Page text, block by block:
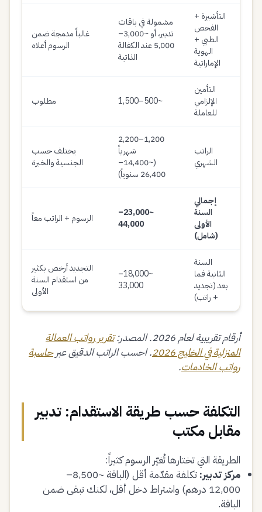
التأشيرة +
الفحص
الطبي +
الهوية
الإماراتية
مشمولة في باقات
تدبير، أو ~3,000–
5,000 عند الكفالة
الذاتية
غالباً مدمجة ضمن
الرسوم أعلاه
التأمين
الإلزامي
للعاملة
~500–1,500 مطلوب
الراتب
الشهري
1,200–2,200
شهرياً
(~14,400–
26,400 سنوياً)
يختلف حسب
الجنسية والخبرة
إجمالي
السنة
الأولى
(شامل)
~23,000–
44,000
الرسوم + الراتب معاً
السنة
الثانية فما
بعد (تجديد
+ راتب)
~18,000–
33,000
التجديد أرخص بكثير
من استقدام السنة
الأولى
أرقام تقريبية لعام 2026. المصدر:
تقرير رواتب العمالة
المنزلية في الخليج 2026
. احسب الراتب الدقيق عبرحاسبة
رواتب الخادمات.
التكلفة حسب طريقة الاستقدام: تدبير
مقابل مكتب
الطريقة التي تختارها تُغيّر الرسوم كثيراً:
مركز تدبير:
تكلفة مقدّمة أقل (الباقة ~8,500–
12,000 درهم) واشتراط دخل أقل، لكنك تبقى ضمن
الباقة.